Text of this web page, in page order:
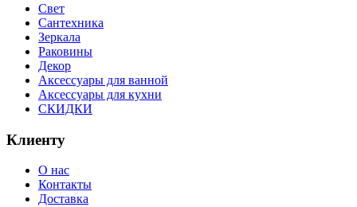
Свет
Сантехника
Зеркала
Раковины
Декор
Аксессуары для ванной
Аксессуары для кухни
СКИДКИ
Клиенту
О нас
Контакты
Доставка